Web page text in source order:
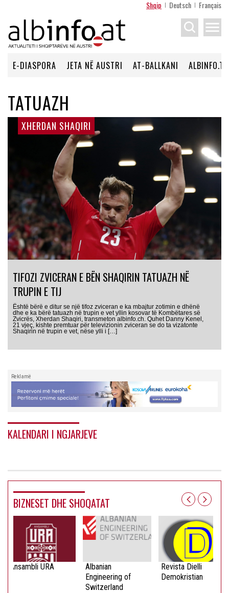
Shqip Deutsch Français
menu
E-DIASPORA JETA NË AUSTRI AT-BALLKANI ALBINFO.TV
TATUAZH
XHERDAN SHAQIRI
TIFOZI ZVICERAN E BËN SHAQIRIN TATUAZH NË
TRUPIN E TIJ
Është bërë e ditur se një tifoz zviceran e ka mbajtur zotimin e dhënë
dhe e ka bërë tatuazh në trupin e vet yllin kosovar të Kombëtares së
Zvicrës, Xherdan Shaqiri, transmeton albinfo.ch. Quhet Danny Kenel,
21 vjeç, kishte premtuar për televizionin zviceran se do ta vizatonte
Shaqirin në trupin e vet, nëse ylli i […]
Reklamë
KALENDARI I NGJARJEVE
BIZNESET DHE SHOQATAT
Ansambli URA
Albanian
Engineering of
Switzerland
Revista Dielli
Demokristian